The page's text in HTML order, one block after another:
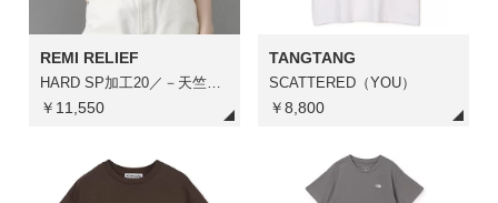
REMI RELIEF
￥11,550
TANGTANG
SCATTERED（YOU）
￥8,800